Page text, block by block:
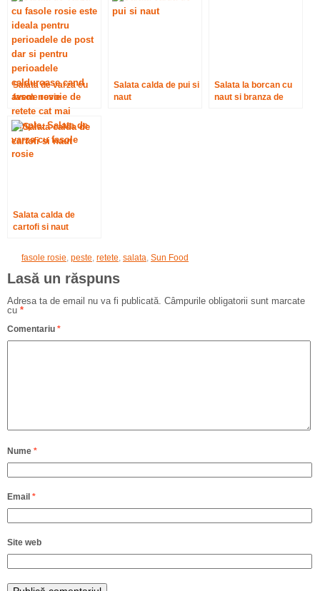
Salata de varza cu
fasole rosie
Salata calda de pui si
naut
Salata la borcan cu
naut si branza de
Salata calda de
cartofi si naut
fasole rosie, peste, retete, salata, Sun Food
Lasă un răspuns
Adresa ta de email nu va fi publicată. Câmpurile obligatorii sunt marcate
cu *
Comentariu *
Nume *
Email *
Site web